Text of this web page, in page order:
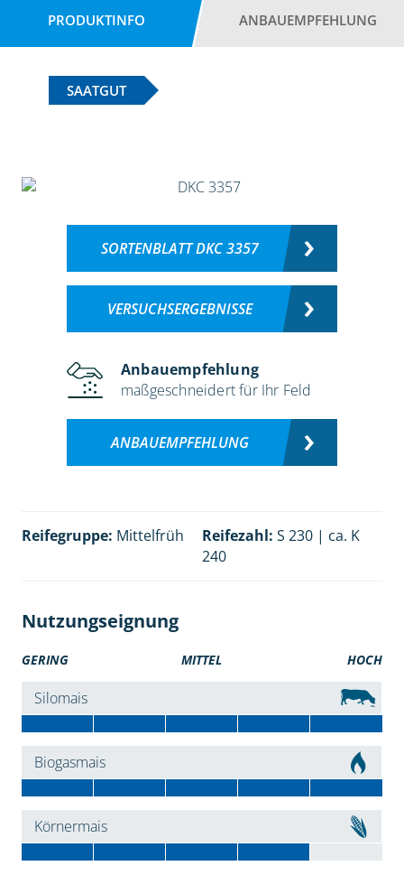
PRODUKTINFO ANBAUEMPFEHLUNG
SAATGUT
SORTENBLATT DKC 3357
VERSUCHSERGEBNISSE
Anbauempfehlung
maßgeschneidert für Ihr Feld
ANBAUEMPFEHLUNG
Reifegruppe: Mittelfrüh Reifezahl: S 230 | ca. K
240
Nutzungseignung
GERING MITTEL HOCH
Silomais
Biogasmais
Körnermais